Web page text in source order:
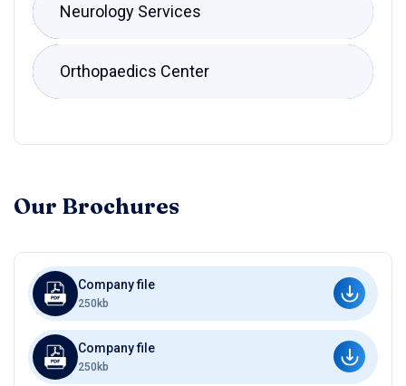
Neurology Services
Orthopaedics Center
Our Brochures
Company file
250kb
Company file
250kb